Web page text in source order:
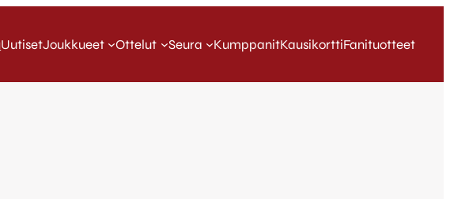
UutisetJoukkueet Ottelut Seura KumppanitKausikorttiFanituotteet